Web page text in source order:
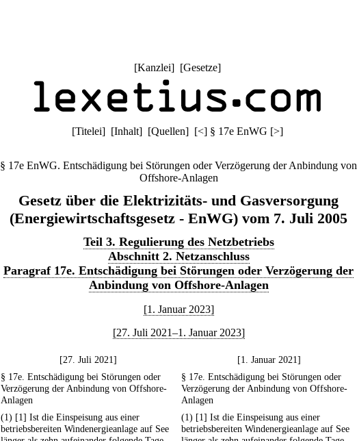
[Kanzlei] [Gesetze]
[Titelei] [Inhalt] [Quellen] [<] § 17e EnWG [>]
§ 17e EnWG. Entschädigung bei Störungen oder Verzögerung der Anbindung von
Offshore-Anlagen
Gesetz über die Elektrizitäts- und Gasversorgung
(Energiewirtschaftsgesetz - EnWG) vom 7. Juli 2005
Teil 3. Regulierung des Netzbetriebs
Abschnitt 2. Netzanschluss
Paragraf 17e. Entschädigung bei Störungen oder Verzögerung der
Anbindung von Offshore-Anlagen
[1. Januar 2023]
[27. Juli 2021–1. Januar 2023]
[27. Juli 2021]
[1. Januar 2021]
§ 17e. Entschädigung bei Störungen oder
Verzögerung der Anbindung von Offshore-
Anlagen
§ 17e. Entschädigung bei Störungen oder
Verzögerung der Anbindung von Offshore-
Anlagen
(1) [1] Ist die Einspeisung aus einer
betriebsbereiten Windenergieanlage auf See
(1) [1] Ist die Einspeisung aus einer
betriebsbereiten Windenergieanlage auf See